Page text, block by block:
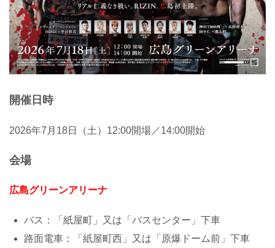
開催日時
2026年7月18日（土）12:00開場／14:00開始
会場
広島グリーンアリーナ
バス：「紙屋町」又は「バスセンター」下車
路面電車：「紙屋町西」又は「原爆ドーム前」下車